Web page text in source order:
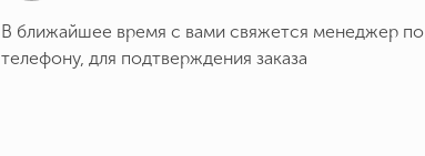
В ближайшее время с вами свяжется менеджер по
телефону, для подтверждения заказа